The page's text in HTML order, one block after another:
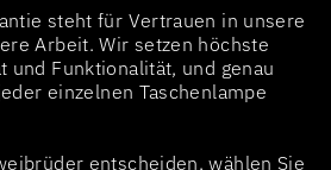
steht für Vertrauen in unsere
Arbeit. Wir setzen höchste
und Funktionalität, und genau
einzelnen Taschenlampe
entscheiden, wählen Sie